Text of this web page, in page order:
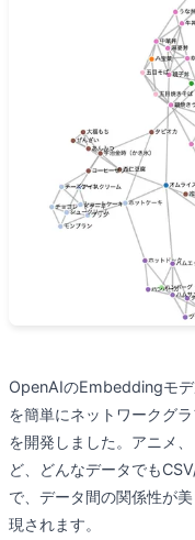
OpenAIのEmbeddingモデ
を簡単にネットワークグ
を開発しました。アニメ
ど、どんなデータでも
で、データ間の関係性が
現されます。